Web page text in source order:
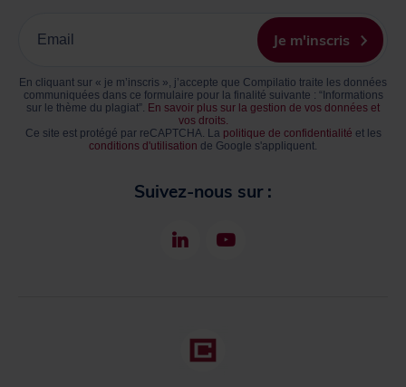
Suivez-nous sur :
LinkedInYoutube
votre
Je m'inscris
En cliquant sur « je m’inscris », j’accepte que Compilatio traite les données
communiquées dans ce formulaire pour la finalité suivante : “Informations
sur le thème du plagiat”. En savoir plus sur la gestion de vos données et
vos droits.
Ce site est protégé par reCAPTCHA. La politique de confidentialité et les
conditions d'utilisation de Google s'appliquent.